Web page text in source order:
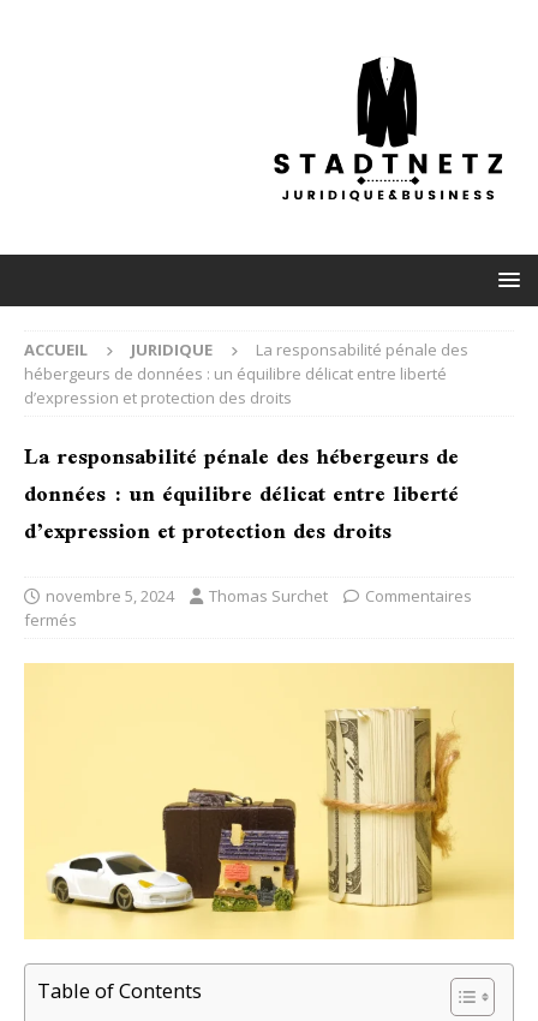
ACCUEIL JURIDIQUE
La responsabilité pénale des
hébergeurs de données : un équilibre délicat entre liberté
d’expression et protection des droits
La responsabilité pénale des hébergeurs de
données : un équilibre délicat entre liberté
d’expression et protection des droits
novembre 5, 2024 Thomas Surchet
Commentaires
fermés
Table of Contents